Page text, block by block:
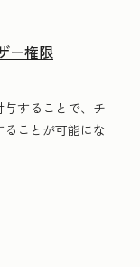
ー権限
することで、チ
ことが可能にな